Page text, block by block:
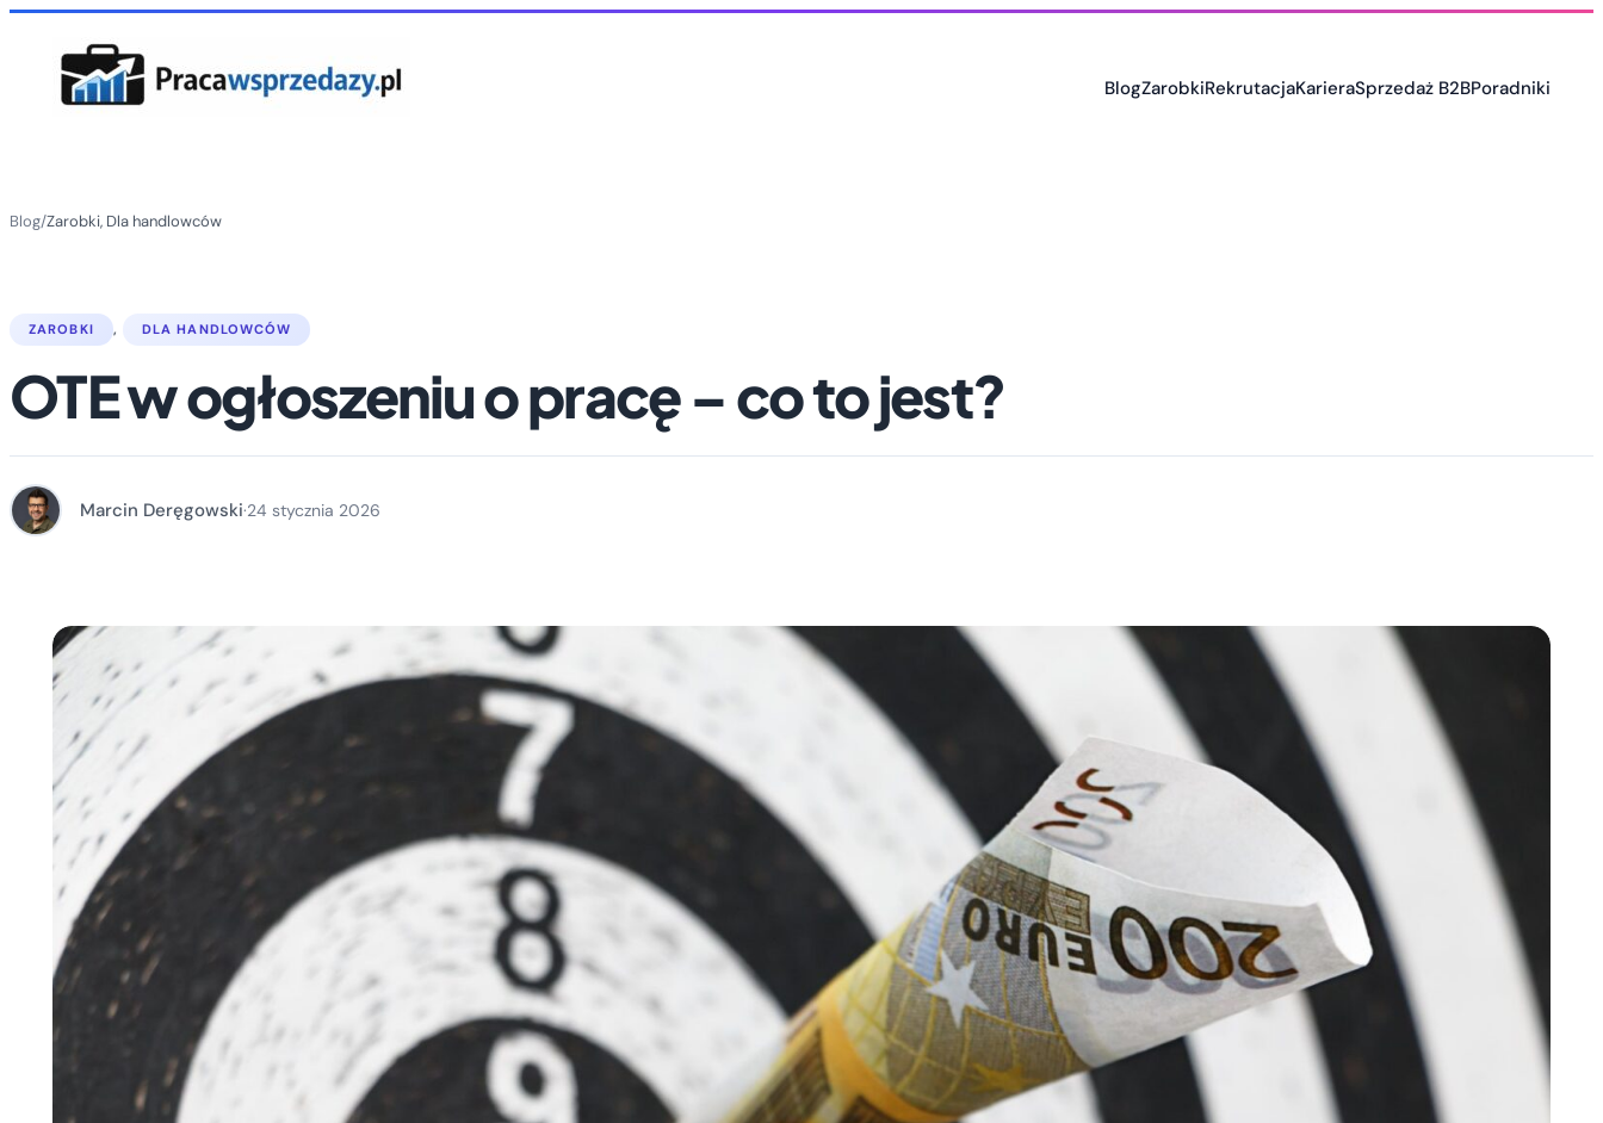
BlogZarobkiRekrutacjaKarieraSprzedaż B2BPoradniki
Blog/Zarobki, Dla handlowców
ZAROBKI , DLA HANDLOWCÓW
OTE w ogłoszeniu o pracę – co to jest?
Marcin Deręgowski·24 stycznia 2026